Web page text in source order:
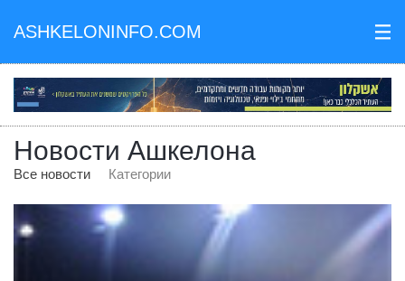
ASHKELONINFO.COM III
Новости Ашкелона
Все новости Категории